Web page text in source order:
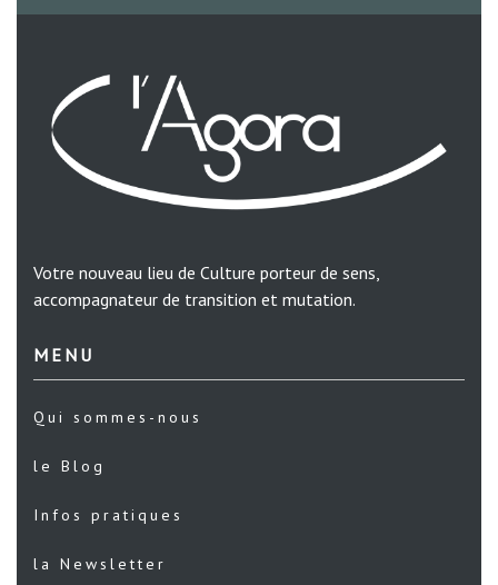
Votre nouveau lieu de Culture porteur de sens,
accompagnateur de transition et mutation.
MENU
Qui sommes-nous
le Blog
Infos pratiques
la Newsletter